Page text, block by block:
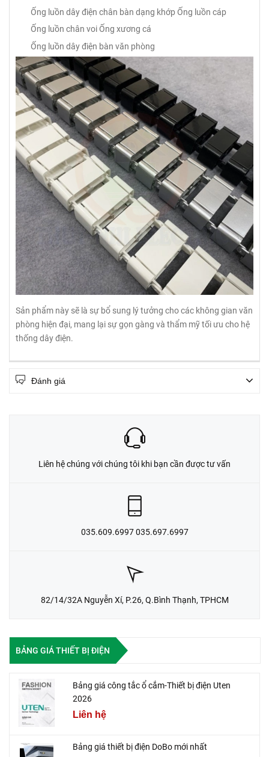
Ống luồn dây điện chân bàn dạng khớp Ống luồn cáp
Ống luồn chân voiỐng xương cá
Ống luồn dây điện bàn văn phòng
Sản phẩm này sẽ là sự bổ sung lý tưởng cho các không gian văn
phòng hiện đại, mang lại sự gọn gàng và thẩm mỹ tối ưu cho hệ
thống dây điện.
Đánh giá
Liên hệ chúng với chúng tôi khi bạn cần được tư vấn
035.609.6997 035.697.6997
82/14/32A Nguyễn Xí, P.26, Q.Bình Thạnh, TPHCM
BẢNG GIÁ THIẾT BỊ ĐIỆN
Bảng giá công tắc ổ cắm-Thiết bị điện Uten
2026
Liên hệ
Bảng giá thiết bị điện DoBo mới nhất